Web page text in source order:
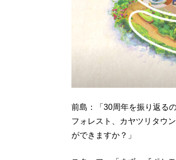
前島：「30周年を振り返る
フォレスト、カヤツリタウ
ができますか？」